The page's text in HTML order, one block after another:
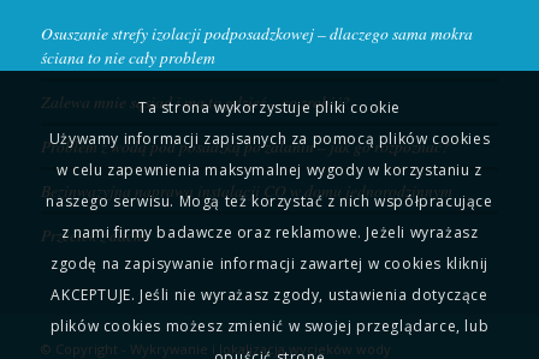
Osuszanie strefy izolacji podposadzkowej – dlaczego sama mokra
ściana to nie cały problem
Zalewa mnie sąsiad i ma to gdzieś – co zrobić?
Problem z wodą pod posadzką po zalaniu – jak go rozpoznać?
Bezinwazyjna naprawa instalacji CO w domu jednorodzinnym
Przeciek z dachu
© Copyright - Wykrywanie i lokalizacja wycieków wody
Ta strona wykorzystuje pliki cookie
Używamy informacji zapisanych za pomocą plików cookies
w celu zapewnienia maksymalnej wygody w korzystaniu z
naszego serwisu. Mogą też korzystać z nich współpracujące
z nami firmy badawcze oraz reklamowe. Jeżeli wyrażasz
zgodę na zapisywanie informacji zawartej w cookies kliknij
AKCEPTUJE. Jeśli nie wyrażasz zgody, ustawienia dotyczące
plików cookies możesz zmienić w swojej przeglądarce, lub